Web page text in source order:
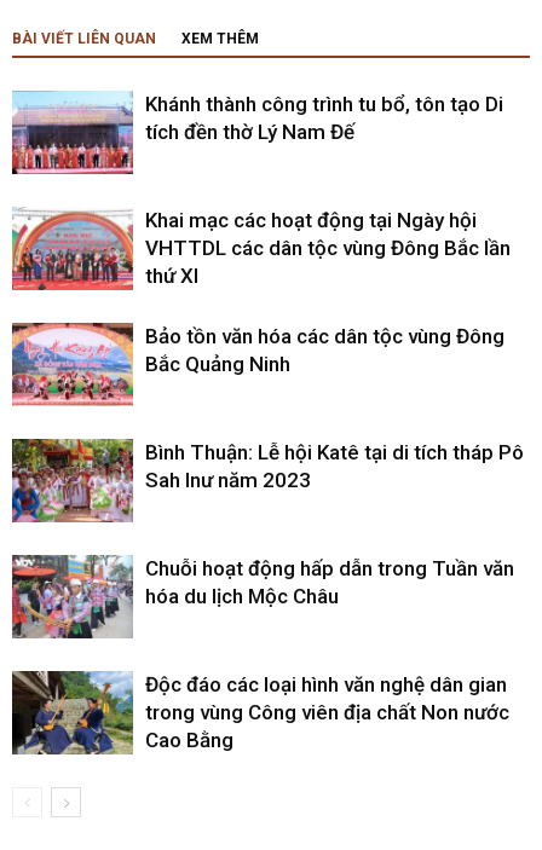
BÀI VIẾT LIÊN QUAN XEM THÊM
Khánh thành công trình tu bổ, tôn tạo Di
tích đền thờ Lý Nam Đế
Khai mạc các hoạt động tại Ngày hội
VHTTDL các dân tộc vùng Đông Bắc lần
thứ XI
Bảo tồn văn hóa các dân tộc vùng Đông
Bắc Quảng Ninh
Bình Thuận: Lễ hội Katê tại di tích tháp Pô
Sah Inư năm 2023
Chuỗi hoạt động hấp dẫn trong Tuần văn
hóa du lịch Mộc Châu
Độc đáo các loại hình văn nghệ dân gian
trong vùng Công viên địa chất Non nước
Cao Bằng